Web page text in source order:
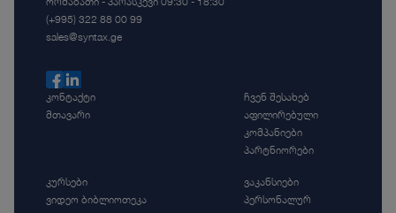
(+995) 322 88 00 99
sales@syntax.ge
კონტაქტი
მთავარი
ჩვენ შესახებ
აფილირებული
კომპანიები
პარტნიორები
კურსები
ვიდეო ბიბლიოთეკა
ვაკანსიები
პერსონალურ